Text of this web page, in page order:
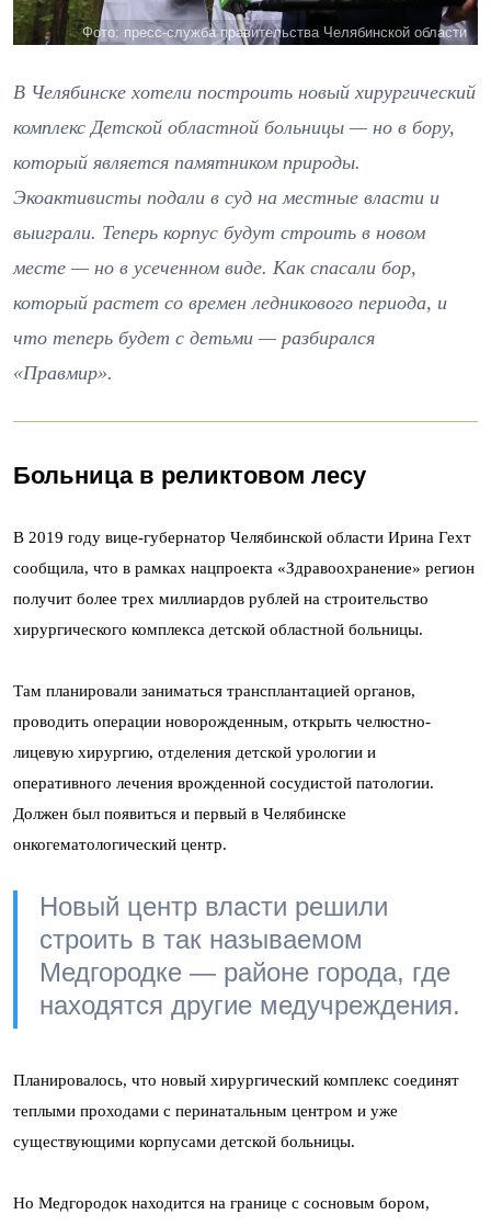
Фото: пресс-служба правительства Челябинской области
В Челябинске хотели построить новый хирургический
комплекс Детской областной больницы — но в бору,
который является памятником природы.
Экоактивисты подали в суд на местные власти и
выиграли. Теперь корпус будут строить в новом
месте — но в усеченном виде. Как спасали бор,
который растет со времен ледникового периода, и
что теперь будет с детьми — разбирался
«Правмир».
Больница в реликтовом лесу
В 2019 году вице-губернатор Челябинской области Ирина Гехт
сообщила, что в рамках нацпроекта «Здравоохранение» регион
получит более трех миллиардов рублей на строительство
хирургического комплекса детской областной больницы.
Там планировали заниматься трансплантацией органов,
проводить операции новорожденным, открыть челюстно-
лицевую хирургию, отделения детской урологии и
оперативного лечения врожденной сосудистой патологии.
Должен был появиться и первый в Челябинске
онкогематологический центр.
Новый центр власти решили
строить в так называемом
Медгородке — районе города, где
находятся другие медучреждения.
Планировалось, что новый хирургический комплекс соединят
теплыми проходами с перинатальным центром и уже
существующими корпусами детской больницы.
Но Медгородок находится на границе с сосновым бором,